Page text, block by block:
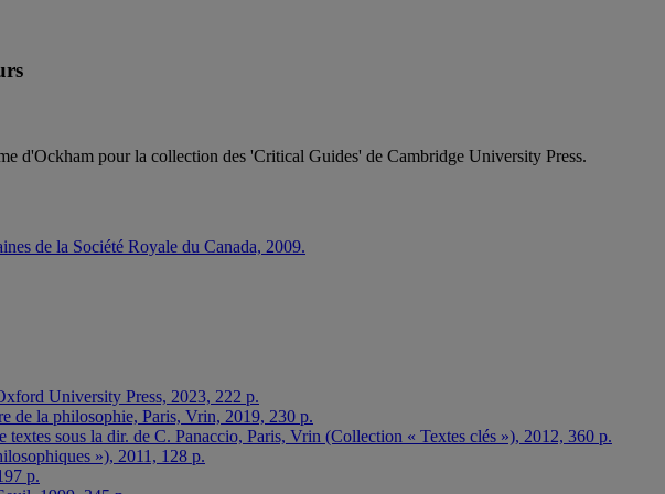
d'Ockham pour la collection des 'Critical Guides' de Cambridge University Press.
de la Société Royale du Canada, 2009.
University Press, 2023, 222 p.
de la philosophie, Paris, Vrin, 2019, 230 p.
sous la dir. de C. Panaccio, Paris, Vrin (Collection « Textes clés »), 2012, 360 p.
»), 2011, 128 p.
p.